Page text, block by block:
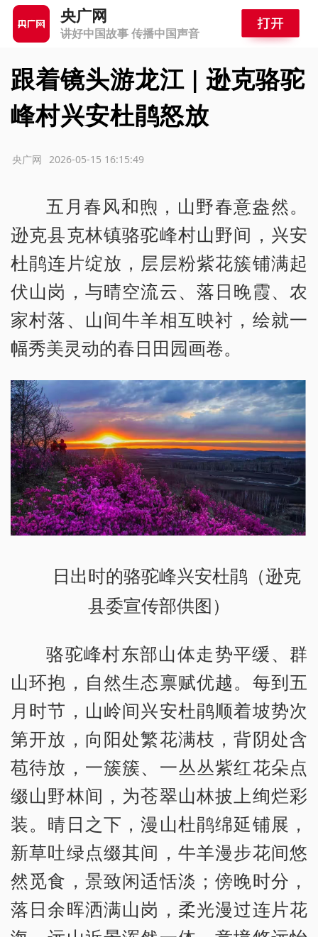
央广网
讲好中国故事 传播中国声音
跟着镜头游龙江 | 逊克骆驼
峰村兴安杜鹃怒放
2026-05-15 16:15:49
央广网
五月春风和煦，山野春意盎然。
逊克县克林镇骆驼峰村山野间，兴安
杜鹃连片绽放，层层粉紫花簇铺满起
伏山岗，与晴空流云、落日晚霞、农
家村落、山间牛羊相互映衬，绘就一
幅秀美灵动的春日田园画卷。
日出时的骆驼峰兴安杜鹃（逊克
县委宣传部供图）
骆驼峰村东部山体走势平缓、群
山环抱，自然生态禀赋优越。每到五
月时节，山岭间兴安杜鹃顺着坡势次
第开放，向阳处繁花满枝，背阴处含
苞待放，一簇簇、一丛丛紫红花朵点
缀山野林间，为苍翠山林披上绚烂彩
装。晴日之下，漫山杜鹃绵延铺展，
新草吐绿点缀其间，牛羊漫步花间悠
然觅食，景致闲适恬淡；傍晚时分，
落日余晖洒满山岗，柔光漫过连片花